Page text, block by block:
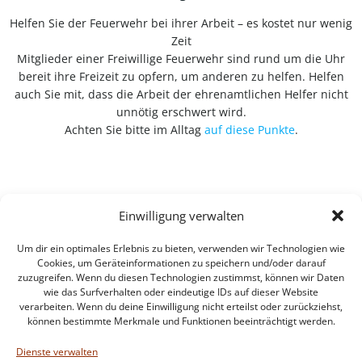
Einwilligung verwalten
Um dir ein optimales Erlebnis zu bieten, verwenden wir Technologien wie
Cookies, um Geräteinformationen zu speichern und/oder darauf
zuzugreifen. Wenn du diesen Technologien zustimmst, können wir Daten
wie das Surfverhalten oder eindeutige IDs auf dieser Website
verarbeiten. Wenn du deine Einwilligung nicht erteilst oder zurückziehst,
können bestimmte Merkmale und Funktionen beeinträchtigt werden.
Dienste verwalten
Helfen Sie der Feuerwehr bei ihrer Arbeit – es kostet nur wenig
Zeit
Mitglieder einer Freiwillige Feuerwehr sind rund um die Uhr
bereit ihre Freizeit zu opfern, um anderen zu helfen. Helfen
auch Sie mit, dass die Arbeit der ehrenamtlichen Helfer nicht
unnötig erschwert wird.
Achten Sie bitte im Alltag auf diese Punkte.